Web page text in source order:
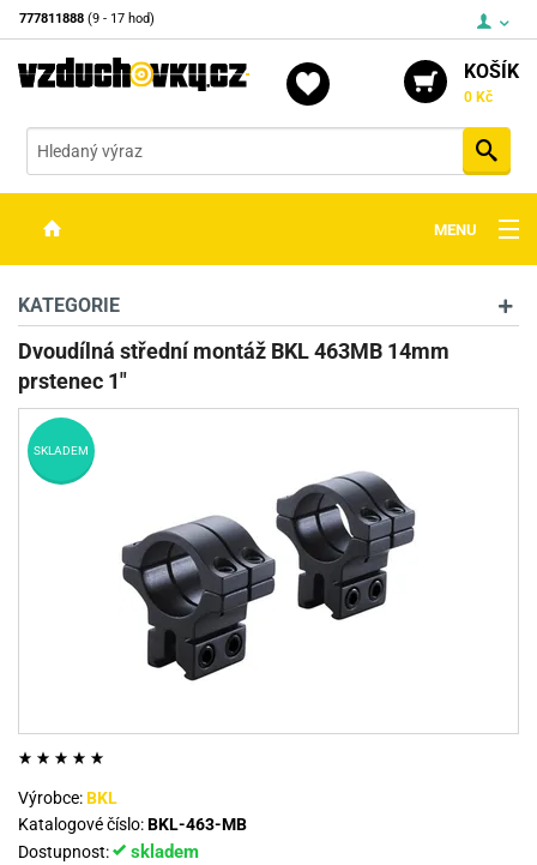
777811888 (9 - 17 hod)
KOŠÍK
0 Kč
MENU
OPTIKA
STŘELIVO
PŘÍSLUŠENSTVÍ
DETEKTORY KOVŮ
KATEGORIE
Dvoudílná střední montáž BKL 463MB 14mm
prstenec 1"
SKLADEM
Výrobce:BKL
Katalogové číslo:BKL-463-MB
Dostupnost:
skladem